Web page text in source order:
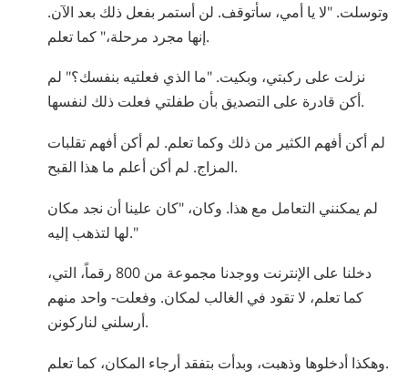
وتوسلت. "لا يا أمي، سأتوقف. لن أستمر بفعل ذلك بعد الآن.
إنها مجرد مرحلة،" كما تعلم.
نزلت على ركبتي، وبكيت. "ما الذي فعلتيه بنفسك؟" لم
أكن قادرة على التصديق بأن طفلتي فعلت ذلك لنفسها.
لم أكن أفهم الكثير من ذلك وكما تعلم. لم أكن أفهم تقلبات
المزاج. لم أكن أعلم ما هذا القبح.
لم يمكنني التعامل مع هذا. وكان، "كان علينا أن نجد مكان
لها لتذهب إليه."
دخلنا على الإنترنت ووجدنا مجموعة من 800 رقماً، التي،
كما تعلم، لا تقود في الغالب لمكان. وفعلت- واحد منهم
أرسلني لناركونن.
وهكذا أدخلوها وذهبت، وبدأت بتفقد أرجاء المكان، كما تعلم.